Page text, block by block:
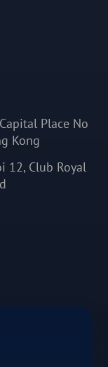
Place No
Kong
12, Club Royal